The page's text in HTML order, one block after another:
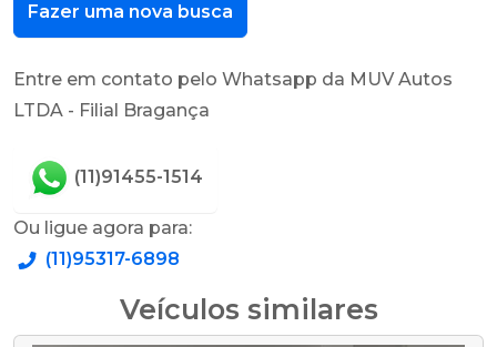
Fazer uma nova busca
Entre em contato pelo Whatsapp da MUV Autos
LTDA - Filial Bragança
(11)91455-1514
Ou ligue agora para:
(11)95317-6898
Veículos similares